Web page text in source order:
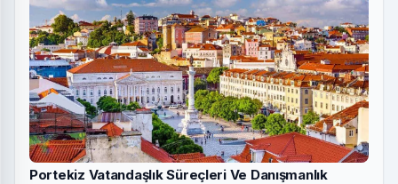
Portekiz Vatandaşlık Süreçleri Ve Danışmanlık